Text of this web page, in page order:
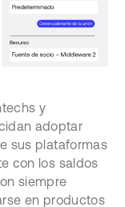
y
adoptar
sus plataformas
con los saldos
siempre
en productos